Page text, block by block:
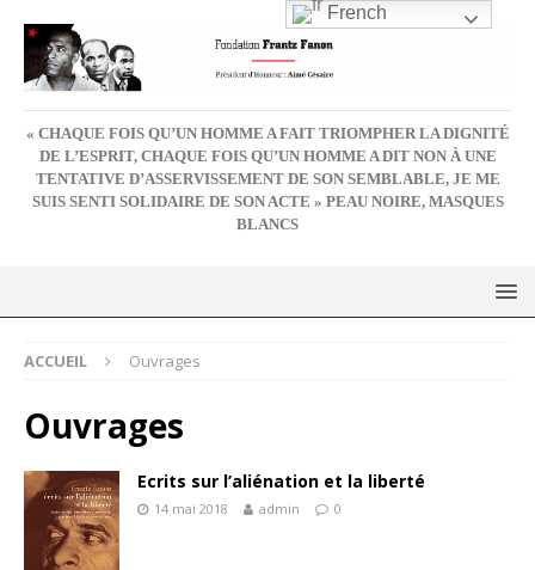
« CHAQUE FOIS QU’UN HOMME A FAIT TRIOMPHER LA DIGNITÉ
DE L’ESPRIT, CHAQUE FOIS QU’UN HOMME A DIT NON À UNE
TENTATIVE D’ASSERVISSEMENT DE SON SEMBLABLE, JE ME
SUIS SENTI SOLIDAIRE DE SON ACTE » PEAU NOIRE, MASQUES
BLANCS
ACCUEIL Ouvrages
Ouvrages
Ecrits sur l’aliénation et la liberté
14 mai 2018 admin 0
French